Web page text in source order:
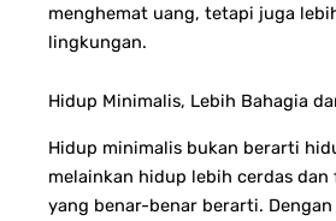
menghemat uang, tetapi juga
lingkungan.
Hidup Minimalis, Lebih Bahagia
Hidup minimalis bukan berarti
melainkan hidup lebih cerdas
yang benar-benar berarti.